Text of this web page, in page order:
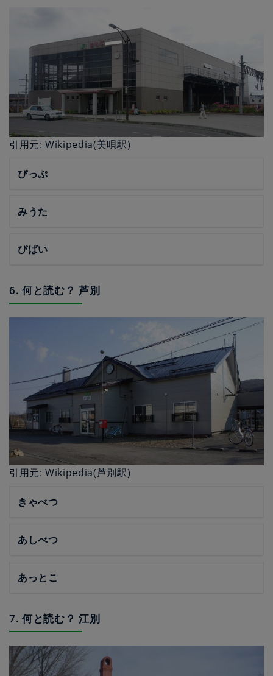
引用元: Wikipedia(美唄駅)
ぴっぷ
みうた
びばい
6. 何と読む？ 芦別
引用元: Wikipedia(芦別駅)
きゃべつ
あしべつ
あっとこ
7. 何と読む？ 江別